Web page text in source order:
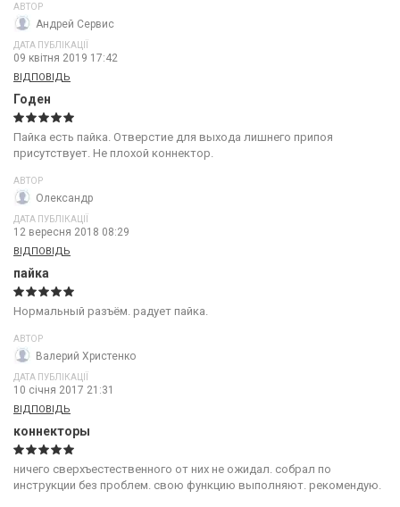
АВТОР
Андрей Сервис
ДАТА ПУБЛІКАЦІЇ
09 квітня 2019 17:42
ВІДПОВІДЬ
Годен
Пайка есть пайка. Отверстие для выхода лишнего припоя
присутствует. Не плохой коннектор.
АВТОР
Олександр
ДАТА ПУБЛІКАЦІЇ
12 вересня 2018 08:29
ВІДПОВІДЬ
пайка
Нормальный разъём. радует пайка.
АВТОР
Валерий Христенко
ДАТА ПУБЛІКАЦІЇ
10 січня 2017 21:31
ВІДПОВІДЬ
коннекторы
ничего сверхъестественного от них не ожидал. собрал по
инструкции без проблем. свою функцию выполняют. рекомендую.